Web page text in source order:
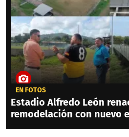
EN FOTOS
Estadio Alfredo León
remodelación con nuevo